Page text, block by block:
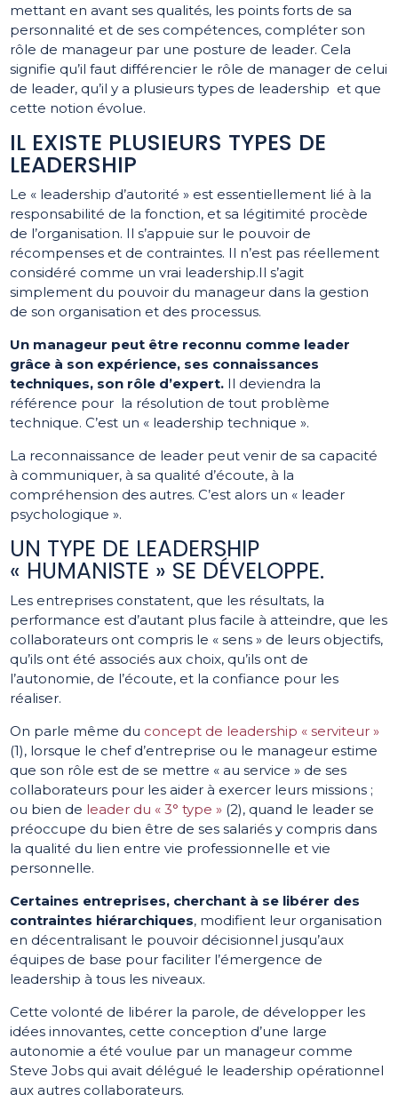
mettant en avant ses qualités, les points forts de sa
personnalité et de ses compétences, compléter son
rôle de manageur par une posture de leader. Cela
signifie qu’il faut différencier le rôle de manager de celui
de leader, qu’il y a plusieurs types de leadership et que
cette notion évolue.
IL EXISTE PLUSIEURS TYPES DE
LEADERSHIP
Le « leadership d’autorité » est essentiellement lié à la
responsabilité de la fonction, et sa légitimité procède
de l’organisation. Il s’appuie sur le pouvoir de
récompenses et de contraintes. Il n’est pas réellement
considéré comme un vrai leadership.Il s’agit
simplement du pouvoir du manageur dans la gestion
de son organisation et des processus.
Un manageur peut être reconnu comme leader
grâce à son expérience, ses connaissances
techniques, son rôle d’expert. Il deviendra la
référence pour la résolution de tout problème
technique. C’est un « leadership technique ».
La reconnaissance de leader peut venir de sa capacité
à communiquer, à sa qualité d’écoute, à la
compréhension des autres. C’est alors un « leader
psychologique ».
UN TYPE DE LEADERSHIP
« HUMANISTE » SE DÉVELOPPE.
Les entreprises constatent, que les résultats, la
performance est d’autant plus facile à atteindre, que les
collaborateurs ont compris le « sens » de leurs objectifs,
qu’ils ont été associés aux choix, qu’ils ont de
l’autonomie, de l’écoute, et la confiance pour les
réaliser.
On parle même du concept de leadership « serviteur »
(1), lorsque le chef d’entreprise ou le manageur estime
que son rôle est de se mettre « au service » de ses
collaborateurs pour les aider à exercer leurs missions ;
ou bien de leader du « 3° type » (2), quand le leader se
préoccupe du bien être de ses salariés y compris dans
la qualité du lien entre vie professionnelle et vie
personnelle.
Certaines entreprises, cherchant à se libérer des
contraintes hiérarchiques, modifient leur organisation
en décentralisant le pouvoir décisionnel jusqu’aux
équipes de base pour faciliter l’émergence de
leadership à tous les niveaux.
Cette volonté de libérer la parole, de développer les
idées innovantes, cette conception d’une large
autonomie a été voulue par un manageur comme
Steve Jobs qui avait délégué le leadership opérationnel
aux autres collaborateurs.